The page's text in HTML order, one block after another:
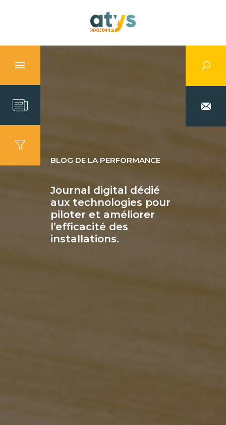
BLOG DE LA PERFORMANCE
Journal digital dédié
aux technologies pour
piloter et améliorer
l’efficacité des
installations.